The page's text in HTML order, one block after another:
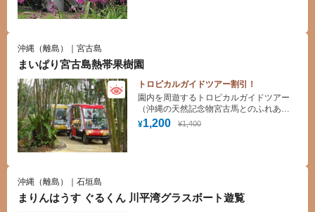
沖縄（離島）｜宮古島
まいぱり宮古島熱帯果樹園
トロピカルガイドツアー割引！
¥1,200 ¥1,400
園内を周遊するトロピカルガイドツアー
（沖縄の天然記念物宮古馬とのふれあ
い）フルーツブレンドのアイス・ジュー
ス、体験コーナー（押し花・サーターア
沖縄（離島）｜石垣島
まりんはうす ぐるくん 川平湾グラスボート遊覧